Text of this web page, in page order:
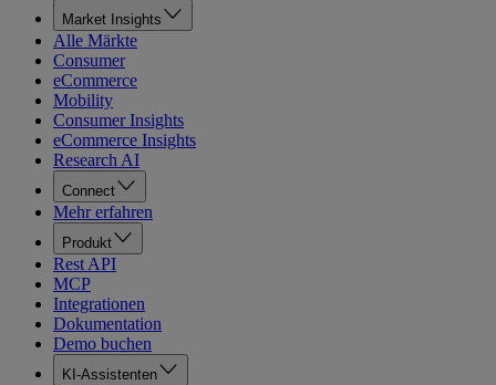
Market Insights
Alle Märkte
Consumer
eCommerce
Mobility
Consumer Insights
eCommerce Insights
Research AI
Connect
Mehr erfahren
Produkt
Rest API
MCP
Integrationen
Dokumentation
Demo buchen
KI-Assistenten